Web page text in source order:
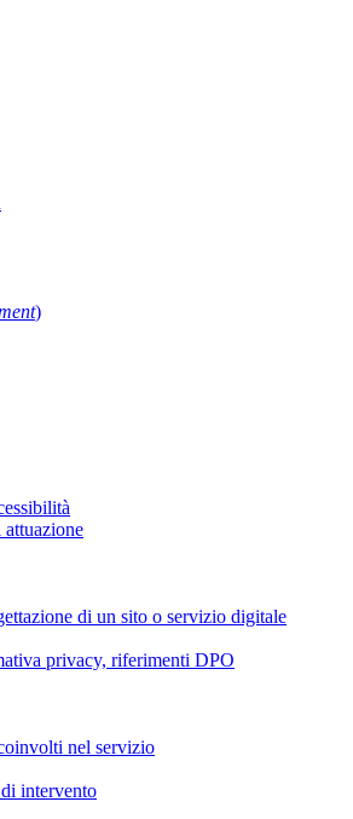
)
di un sito o servizio digitale
privacy, riferimenti DPO
nel servizio
intervento